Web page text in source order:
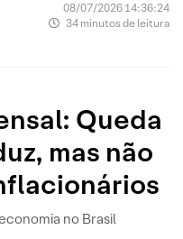
08/07/2026 14:36:24
34 minutos de leitura
Queda
mas não
no Brasil